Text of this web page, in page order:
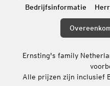
Bedrijfsinformatie
Ernsting's family
Alle prijzen zijn inclusief